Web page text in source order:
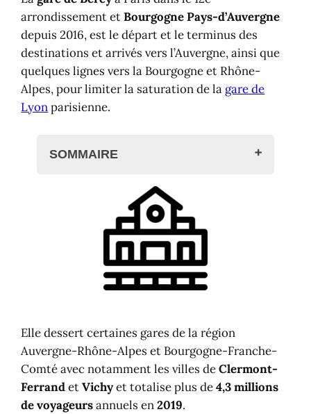
arrondissement etBourgogne Pays-d’Auvergne
depuis 2016, est le départ et le terminus des
destinations et arrivés vers l’Auvergne, ainsi que
quelques lignes vers la Bourgogne et Rhône-
Alpes, pour limiter la saturation de la gare de
Lyonparisienne.
SOMMAIRE
La Gare de Bercy à Paris ?
Informations pratiques
Plans d’accès et cartes
Plans de la gare
Localisation et itinéraires
Transports en Île-France
Trouver un parking ?
Trouver un hôtel, un restaurant ?
Autres gares à Paris
Autres gares en France
Elle dessert certaines gares de la région
Auvergne-Rhône-Alpes et Bourgogne-Franche-
Comté avec notamment les villes deClermont-
FerrandetVichyet totalise plus de4,3 millions
de voyageursannuels en2019.